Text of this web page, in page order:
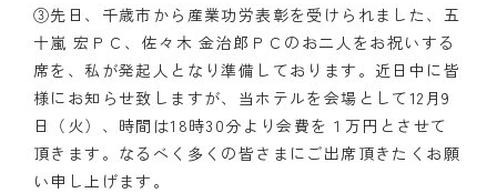
情報公開
入会のご案内
③先日、千歳市から産業功労表彰を受けられました、五
十嵐 宏ＰＣ、佐々木 金治郎ＰＣのお二人をお祝いする
席を、私が発起人となり準備しております。近日中に皆
様にお知らせ致しますが、当ホテルを会場として12月9
日（火）、時間は18時30分より会費を１万円とさせて
頂きます。なるべく多くの皆さまにご出席頂きたくお願
い申し上げます。